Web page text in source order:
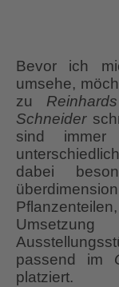
Bevor ich
umsehe,
zu
Schneider
sind
dabei
passend im
platziert.